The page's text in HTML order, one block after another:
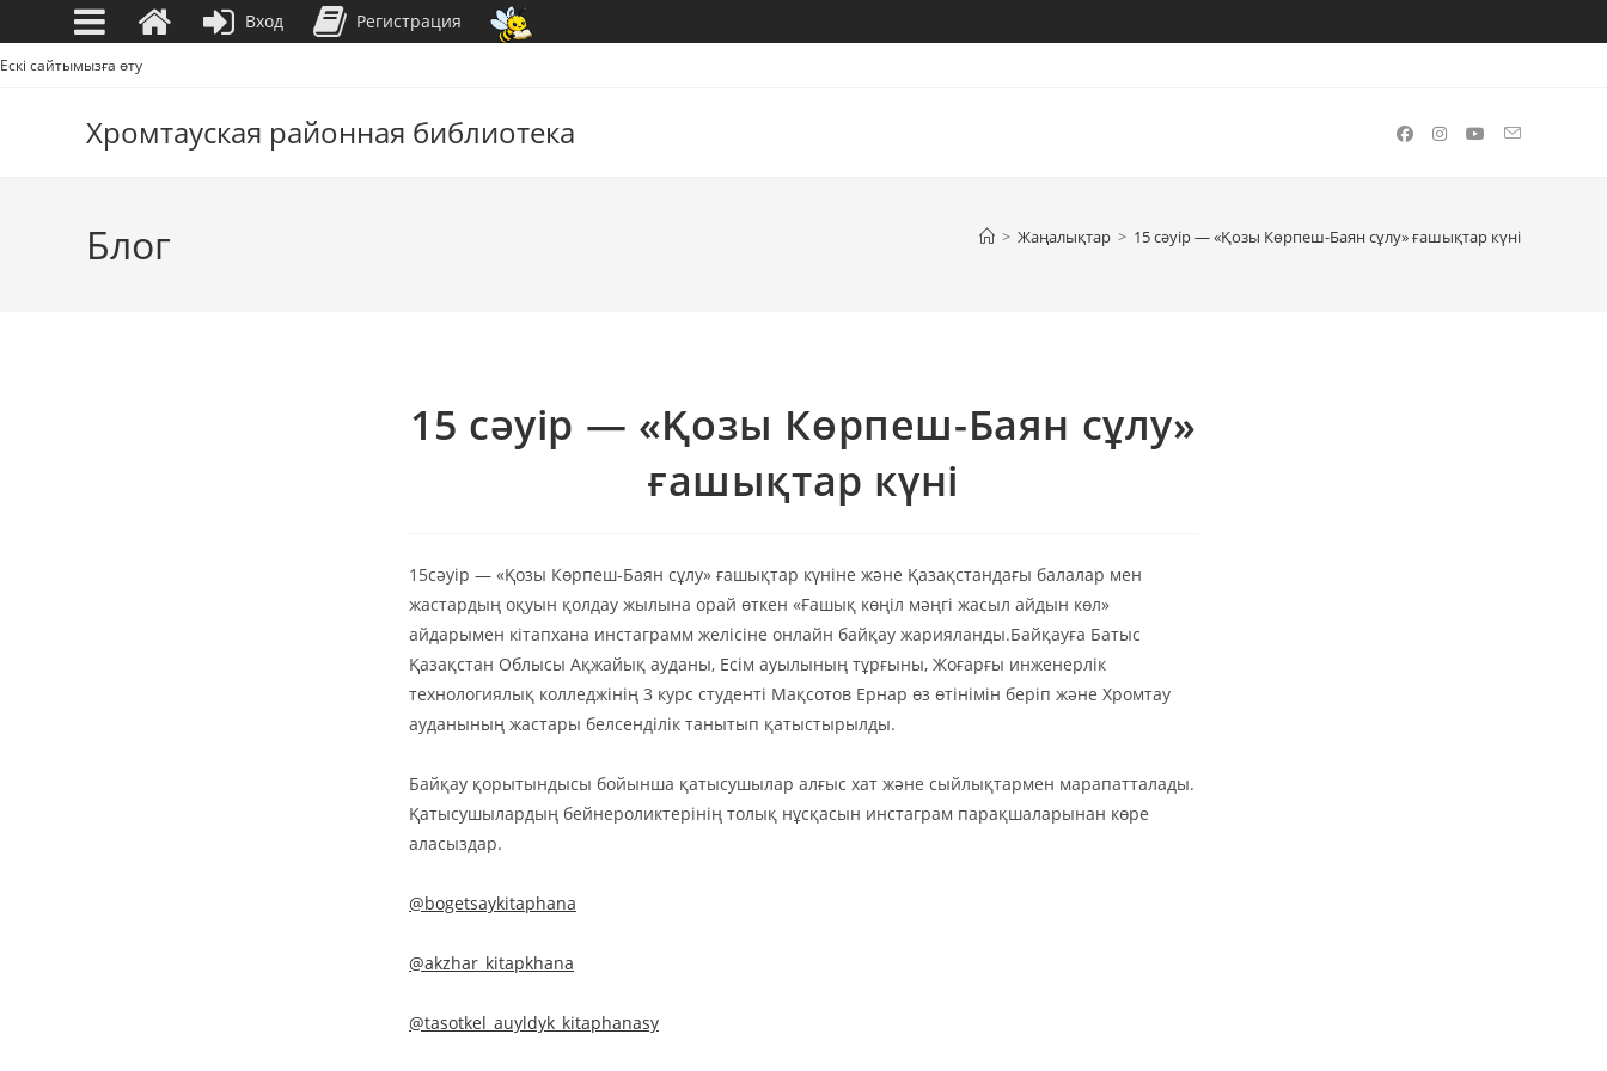
Перейти
Ескі сайтымызға өту
Хромтауская районная библиотека
Блог > Жаңалықтар > 15 сәуір — «Қозы Көрпеш-Баян сұлу» ғашықтар күні
15 сәуір — «Қозы Көрпеш-Баян сұлу»
ғашықтар күні
15сәуір — «Қозы Көрпеш-Баян сұлу» ғашықтар күніне және Қазақстандағы балалар мен
жастардың оқуын қолдау жылына орай өткен «Ғашық көңіл мәңгі жасыл айдын көл»
айдарымен кітапхана инстаграмм желісіне онлайн байқау жарияланды.Байқауға Батыс
Қазақстан Облысы Ақжайық ауданы, Есім ауылының тұрғыны, Жоғарғы инженерлік
технологиялық колледжінің 3 курс студенті Мақсотов Ернар өз өтінімін беріп және Хромтау
ауданының жастары белсенділік танытып қатыстырылды.
Байқау қорытындысы бойынша қатысушылар алғыс хат және сыйлықтармен марапатталады.
Қатысушылардың бейнероликтерінің толық нұсқасын инстаграм парақшаларынан көре
аласыздар.
@bogetsaykitaphana
@akzhar_kitapkhana
@tasotkel_auyldyk_kitaphanasy
Вход Регистрация